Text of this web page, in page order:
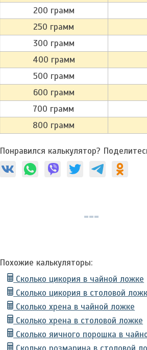
200 грамм
250 грамм
300 грамм
400 грамм
500 грамм
600 грамм
700 грамм
800 грамм
Понравился калькулятор?
Похожие калькуляторы:
Сколько цикория в чайной ложке
Сколько цикория в столовой
Сколько хрена в чайной ложке
Сколько хрена в столовой ложке
Сколько яичного порошка в